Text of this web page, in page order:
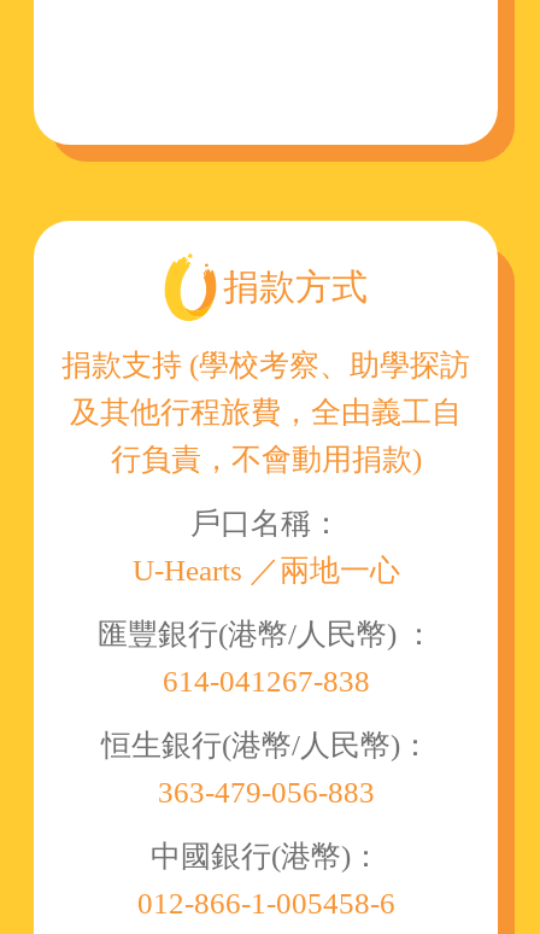
捐款方式
捐款支持 (學校考察、助學探訪
及其他行程旅費，全由義工自
行負責，不會動用捐款)
戶口名稱：
U-Hearts ／兩地一心
匯豐銀行(港幣/人民幣) ：
614-041267-838
恒生銀行(港幣/人民幣)：
363-479-056-883
中國銀行(港幣)：
012-866-1-005458-6